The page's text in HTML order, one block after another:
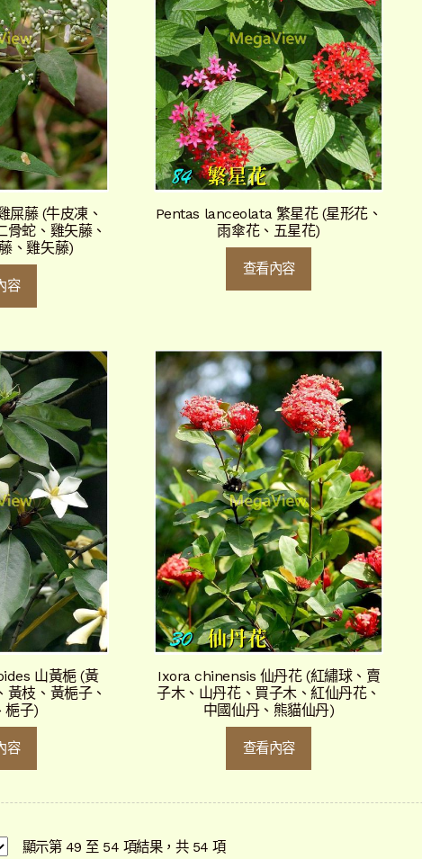
屎藤 (牛皮凍、
骨蛇、雞矢藤、
、雞矢藤)
容
Pentas lanceolata 繁星花 (星形花、
雨傘花、五星花)
查看內容
山黃梔 (黃
黃枝、黃梔子、
梔子)
容
Ixora chinensis 仙丹花 (紅繡球、賣
子木、山丹花、買子木、紅仙丹花、
中國仙丹、熊貓仙丹)
查看內容
顯示第 49 至 54 項結果，共 54 項依